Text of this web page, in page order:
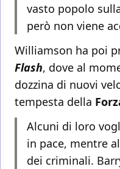
vasto popolo
però non viene
Williamson ha poi
Flash, dove al
dozzina di nuovi
tempesta della
Alcuni di loro
in pace, mentre
dei criminali.